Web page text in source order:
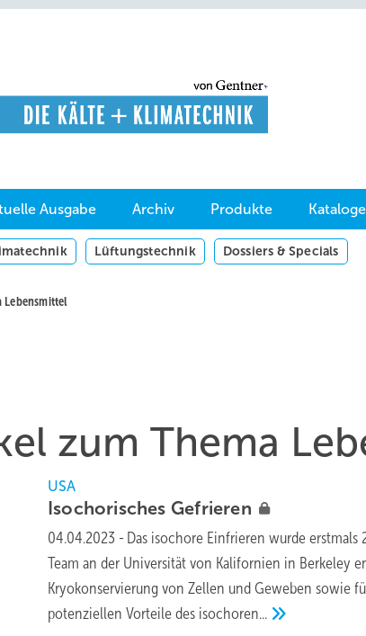
Ausgabe Archiv Produkte Kataloge
Lüftungstechnik Dossiers & Specials
Lebensmittel
zum Thema
USA
Isochorisches Gefrieren
04.04.2023 - Das isochore Einfrieren wurde erstmals
Team an der Universität von Kalifornien in Berkeley
Kryokonservierung von Zellen und Geweben sowie
potenziellen Vorteile des isochoren...